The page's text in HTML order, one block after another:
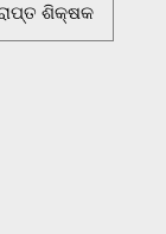
ଶିକ୍ଷକ